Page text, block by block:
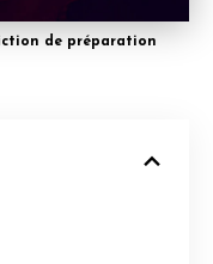
de préparation